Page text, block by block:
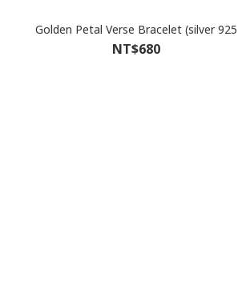
Golden Petal Verse Bracelet (silver 925
NT$680